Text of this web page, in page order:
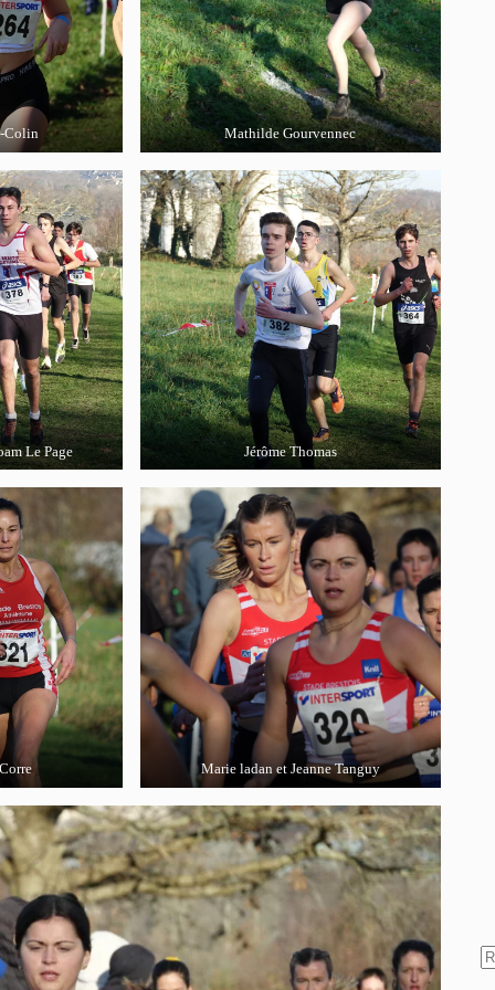
Colin Mathilde Gourvennec
Le Page Jérôme Thomas
Marie ladan et Jeanne Tanguy